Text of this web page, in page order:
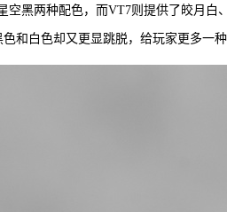
空黑两种配色，而VT7则提供了皎月白
和白色却又更显跳脱，给玩家更多一种